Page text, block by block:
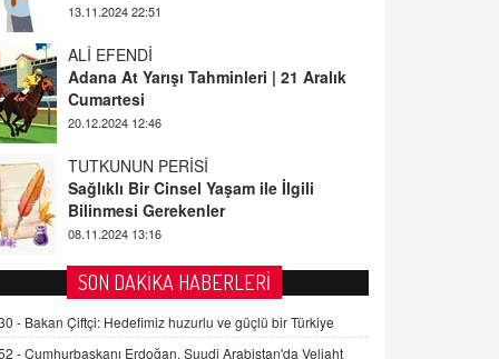
13.11.2024 22:51
ALİ EFENDİ
Adana At Yarışı Tahminleri | 21 Aralık
Cumartesi
20.12.2024 12:46
TUTKUNUN PERİSİ
Sağlıklı Bir Cinsel Yaşam ile İlgili
Bilinmesi Gerekenler
08.11.2024 13:16
FARUK ÖNALAN
Tezkere Onaylanmasaydı…
2 Kasım 2021 Salı 00:11
SON DAKİKA HABERLERİ
- Bakan Çiftçi: Hedefimiz huzurlu ve güçlü bir Türkiye
-Cumhurbaşkanı Erdoğan, Suudi Arabistan'da Veliaht